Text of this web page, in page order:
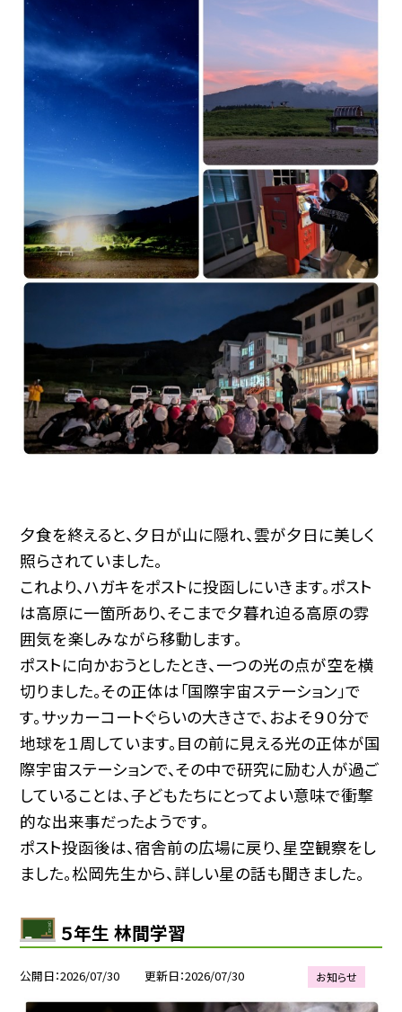
夕食を終えると、夕日が山に隠れ、雲が夕日に美しく
照らされていました。
これより、ハガキをポストに投函しにいきます。ポスト
は高原に一箇所あり、そこまで夕暮れ迫る高原の雰
囲気を楽しみながら移動します。
ポストに向かおうとしたとき、一つの光の点が空を横
切りました。その正体は「国際宇宙ステーション」で
す。サッカーコートぐらいの大きさで、およそ９０分で
地球を１周しています。目の前に見える光の正体が国
際宇宙ステーションで、その中で研究に励む人が過ご
していることは、子どもたちにとってよい意味で衝撃
的な出来事だったようです。
ポスト投函後は、宿舎前の広場に戻り、星空観察をし
ました。松岡先生から、詳しい星の話も聞きました。
５年生 林間学習
公開日 2026/07/30 更新日 2026/07/30 お知らせ